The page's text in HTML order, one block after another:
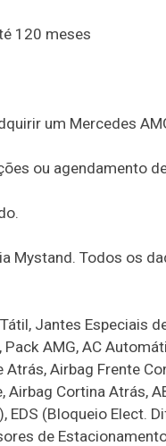
120 meses
um Mercedes
ou agendamento
Mystand. Todos os
Jantes
AMG, AC
Airbag Frente
Airbag Cortina Atrás,
EDS (Bloqueio Elect.
de